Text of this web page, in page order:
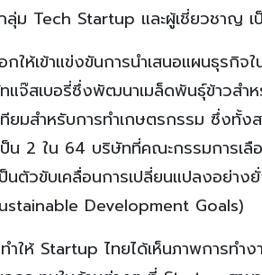
ม Tech Startup และผู้เชี่ยวชาญ
ให้เข้าแข่งขันการนำเสนอแผนธุรกิ
จ๊สเบอรี่ซึ่งพัฒนาเมล็ดพันธุ์ข้าวสำ
ทียมสำหรับการทำเกษตรกรรม ซึ่งทั้
2 ใน 64 บริษัทที่คณะกรรมการเลื
นตัวขับเคลื่อนการเปลี่ยนแปลงอย่า
Development Goals)
ำให้ Startup ไทยได้เห็นภาพการท